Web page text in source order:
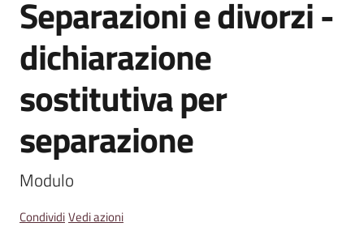
Servizi
Vivere
Argelato
Amministrazione
Trasparente
Salta al contenuto
Separazioni e divorzi -
dichiarazione
sostitutiva per
separazione
Modulo
CondividiVedi azioni